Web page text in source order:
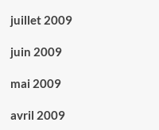
juillet 2009
juin 2009
mai 2009
avril 2009